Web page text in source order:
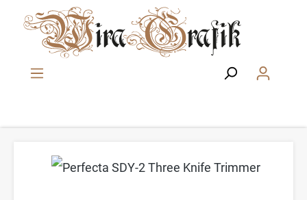
Zum Hauptinhalt springen
Bildergalerie überspringen